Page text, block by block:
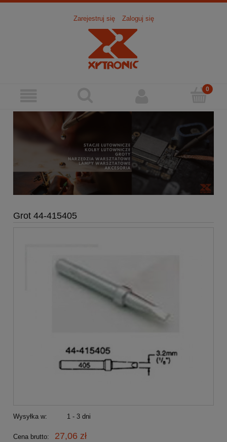
Zarejestruj się Zaloguj się
Grot 44-415405
Wysyłka w: 1 - 3 dni
Cena brutto: 27,06 zł